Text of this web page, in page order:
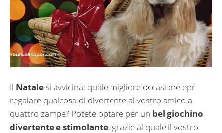
Il Natale si avvicina: quale migliore occasione epr
regalare qualcosa di divertente al vostro amico a
quattro zampe? Potete optare per un bel giochino
divertente e stimolante, grazie al quale il vostro